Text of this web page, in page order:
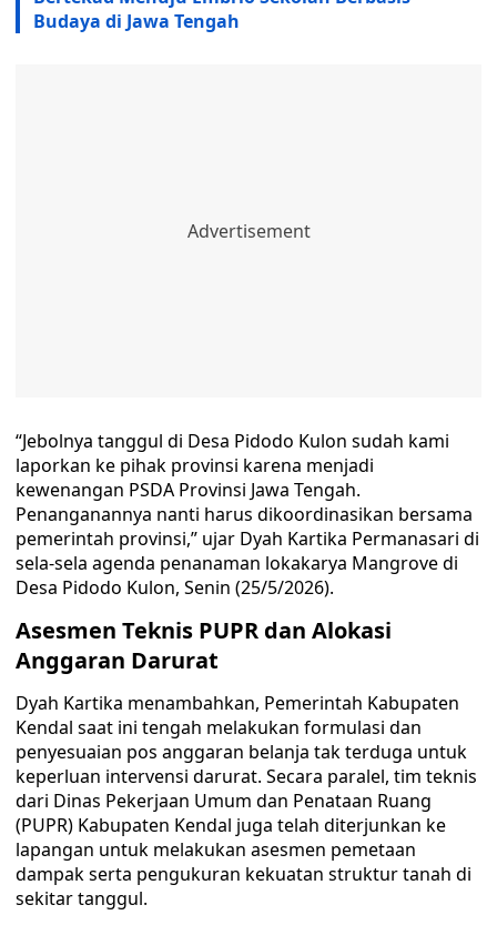
Budaya di Jawa Tengah
“Jebolnya tanggul di Desa Pidodo Kulon sudah kami
laporkan ke pihak provinsi karena menjadi
kewenangan PSDA Provinsi Jawa Tengah.
Penanganannya nanti harus dikoordinasikan bersama
pemerintah provinsi,” ujar Dyah Kartika Permanasari di
sela-sela agenda penanaman lokakarya Mangrove di
Desa Pidodo Kulon, Senin (25/5/2026).
Asesmen Teknis PUPR dan Alokasi
Anggaran Darurat
Dyah Kartika menambahkan, Pemerintah Kabupaten
Kendal saat ini tengah melakukan formulasi dan
penyesuaian pos anggaran belanja tak terduga untuk
keperluan intervensi darurat. Secara paralel, tim teknis
dari Dinas Pekerjaan Umum dan Penataan Ruang
(PUPR) Kabupaten Kendal juga telah diterjunkan ke
lapangan untuk melakukan asesmen pemetaan
dampak serta pengukuran kekuatan struktur tanah di
sekitar tanggul.